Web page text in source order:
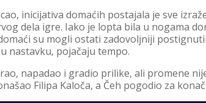
inicijativa domaćih postajala je sve
dela igre. Iako je lopta bila u nogama
su mogli ostati zadovoljniji
nastavku, pojačaju tempo.
napadao i gradio prilike, ali promene
Filipa Kaloča, a Čeh pogodio za